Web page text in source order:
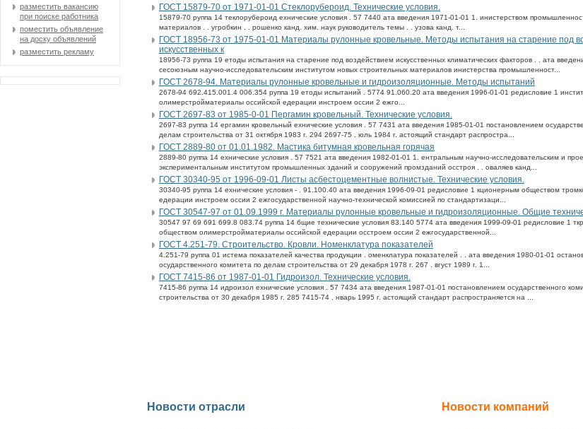
разместить вакансию
при поиске работника
поместить объявление
на доску объявлений
разместить рекламу
ГОСТ 15879-70 от 1971-01-01 Стеклорубероид. Технические условия.
15879-70 руппа 14 теклорубероид ехнические условия . 57 7440 ата введения 1971-01-01 1. инистерством
материалов . . угробкин . . рошенко канд. хим. наук руководитель темы . . узова канд. т...
ГОСТ 18956-73 от 1975-01-01 Материалы рулонные кровельные. Методы испытания на старение под
искусственных к
18956-73 руппа 19 етоды испытания на старение под воздействием искусственных климатических факторов . . ата
сесоюзным научно-исследовательским институтом новых строительных материалов инистерства промышленност...
ГОСТ 2678-94. Материалы рулонные кровельные и гидроизоляционные. Методы испытаний
2678-94 692.415.001.4 006.354 руппа 19 етоды испытаний . 5774 91.060.20 ата введения 1996-01-01 редисловие 1
олимерстройматериалы оссийской едерации инстроем оссии 2 ежго...
ГОСТ 2697-83 от 1985-0-01 Пергамин кровельный. Технические условия.
2697-83 руппа 14 ергамин кровельный ехнические условия . 57 7431 ата введения 1985-01-01 постановлением
делам строительства от 31 октября 1983 г. 294 2697-75 . юль 1984 г. астоящий стандарт распростра...
ГОСТ 2889-80 от 01.01.1982. Мастика битумная кровельная горячая
2889-80 руппа 14 ехнические условия . 57 7521 ата введения 1982-01-01 1. ентральным научно-исследовательским и
экспериментальным институтом промышленных зданий и сооружений промзданий осстроя . . оваляев канд...
ГОСТ 30340-95 от 1996-09-01 Листы асбестоцементные волнистые. Технические условия.
30340-95 руппа 14 ехнические условия - . 91.100.40 ата введения 1996-09-01 редисловие 1 кционерным обществом
едерации инстроем оссии 2 ежгосударственной научно-технической комиссией по стандартизаци...
ГОСТ 30547-97 от 01.09.1999 г. Материалы рулонные кровельные и гидроизоляционные. Общие
30547 97 69 691 699.8 083.74 руппа 14 бщие технические условия 83.140 5774 ата введения 1999-09-01 редисловие 1
обществом олимерстройматериалы оссийской едерации осстроем оссии 2 ежгосударственной...
ГОСТ 4.251-79. Строительство. Кровли. Номенклатура показателей
4.251-79 руппа 01 истема показателей качества продукции . оменклатура показателей . . ата введения 1980-01-01
осударственного комитета по делам строительства от 29 декабря 1978 г. 267 . вгуст 1989 г. 1...
ГОСТ 7415-86 от 1987-01-01 Гидроизол. Технические условия.
7415-86 руппа 14 идроизол ехнические условия . 57 7434 ата введения 1987-01-01 постановлением осударственного
строительства от 30 декабря 1985 г. 285 7415-74 . нварь 1995 г. астоящий стандарт распространяется на ...
Новости отрасли Новости компаний